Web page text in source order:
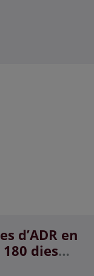
d’ADR en
dies
1/2025?